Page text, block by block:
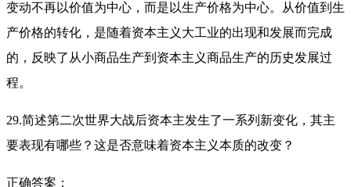
变动不再以价值为中心，而是以生产价格为中心。从价值到生
产价格的转化，是随着资本主义大工业的出现和发展而完成
的，反映了从小商品生产到资本主义商品生产的历史发展过
程。
29.简述第二次世界大战后资本主发生了一系列新变化，其主
要表现有哪些？这是否意味着资本主义本质的改变？
正确答案：